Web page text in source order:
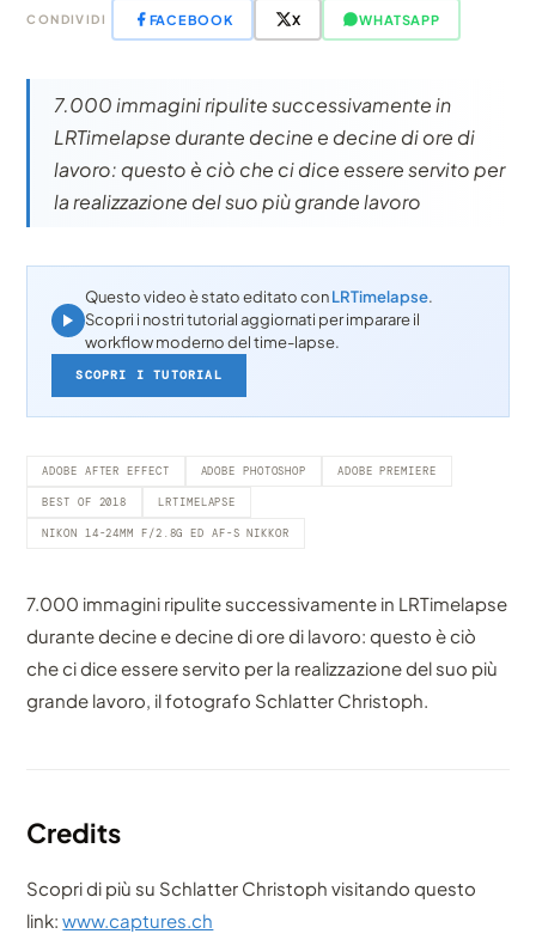
CONDIVIDI FACEBOOK X WHATSAPP
7.000 immagini ripulite successivamente in
LRTimelapse durante decine e decine di ore di
lavoro: questo è ciò che ci dice essere servito per
la realizzazione del suo più grande lavoro
Questo video è stato editato conLRTimelapse.
Scopri i nostri tutorial aggiornati per imparare il
workflow moderno del time-lapse.
SCOPRI I TUTORIAL
ADOBE AFTER EFFECT ADOBE PHOTOSHOP ADOBE PREMIERE
BEST OF 2018 LRTIMELAPSE
NIKON 14-24MM F/2.8G ED AF-S NIKKOR
7.000 immagini ripulite successivamente in LRTimelapse
durante decine e decine di ore di lavoro: questo è ciò
che ci dice essere servito per la realizzazione del suo più
grande lavoro, il fotografo Schlatter Christoph.
Credits
Scopri di più su Schlatter Christoph visitando questo
link:www.captures.ch